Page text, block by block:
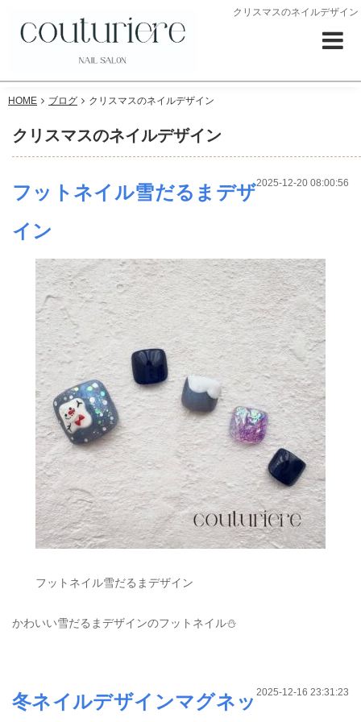
クリスマスのネイルデザイン
HOME ブログ クリスマスのネイルデザイン
クリスマスのネイルデザイン
2025-12-20 08:00:56
フットネイル雪だるまデザ
イン
フットネイル雪だるまデザイン
かわいい雪だるまデザインのフットネイル⛄️
2025-12-16 23:31:23
冬ネイルデザインマグネッ